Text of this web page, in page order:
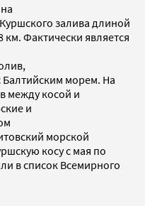
залива длиной
Фактически является
морем. На
между косой и
и
морской
косу с мая по
в список Всемирного